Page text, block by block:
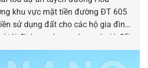
khu vực mặt tiền đường ĐT 605
sử dụng đất cho các hộ gia đình,
tái định cư nhưng chưa có giá đất
trên địa bàn xã Hòa Tiến.